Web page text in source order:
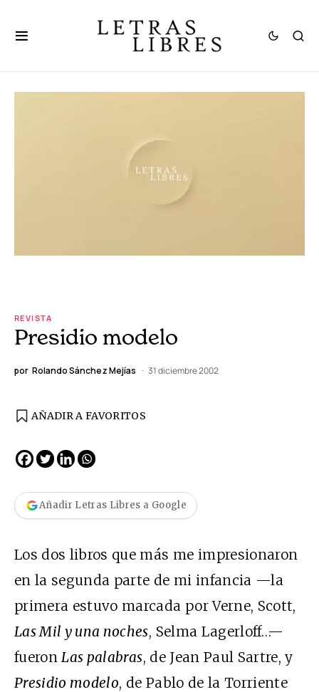
REVISTA
Presidio modelo
por Rolando Sánchez Mejías 31 diciembre 2002
AÑADIR A FAVORITOS
Añadir Letras Libres a Google
Los dos libros que más me impresionaron
en la segunda parte de mi infancia —la
primera estuvo marcada por Verne, Scott,
Las Mil y una noches, Selma Lagerloff…—
fueronLas palabras, de Jean Paul Sartre, y
Presidio modelo, de Pablo de la Torriente